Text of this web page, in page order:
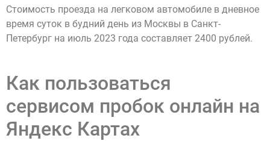
Стоимость проезда на легковом автомобиле в дневное
время суток в будний день из Москвы в Санкт-
Петербург на июль 2023 года составляет 2400 рублей.
Как пользоваться
сервисом пробок онлайн на
Яндекс Картах